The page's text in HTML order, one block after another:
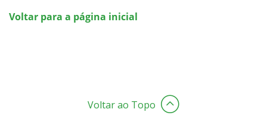
Voltar para a página inicial
Voltar ao Topo